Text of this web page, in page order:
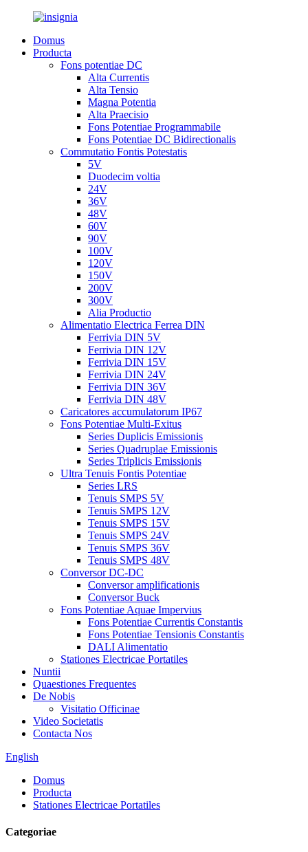
Domus
Producta
Fons potentiae DC
Alta Currentis
Alta Tensio
Magna Potentia
Alta Praecisio
Fons Potentiae Programmabile
Fons Potentiae DC Bidirectionalis
Commutatio Fontis Potestatis
5V
Duodecim voltia
24V
36V
48V
60V
90V
100V
120V
150V
200V
300V
Alia Productio
Alimentatio Electrica Ferrea DIN
Ferrivia DIN 5V
Ferrivia DIN 12V
Ferrivia DIN 15V
Ferrivia DIN 24V
Ferrivia DIN 36V
Ferrivia DIN 48V
Caricatores accumulatorum IP67
Fons Potentiae Multi-Exitus
Series Duplicis Emissionis
Series Quadruplae Emissionis
Series Triplicis Emissionis
Ultra Tenuis Fontis Potentiae
Series LRS
Tenuis SMPS 5V
Tenuis SMPS 12V
Tenuis SMPS 15V
Tenuis SMPS 24V
Tenuis SMPS 36V
Tenuis SMPS 48V
Conversor DC-DC
Conversor amplificationis
Conversor Buck
Fons Potentiae Aquae Impervius
Fons Potentiae Currentis Constantis
Fons Potentiae Tensionis Constantis
DALI Alimentatio
Stationes Electricae Portatiles
Nuntii
Quaestiones Frequentes
De Nobis
Visitatio Officinae
Video Societatis
Contacta Nos
English
Domus
Producta
Stationes Electricae Portatiles
Categoriae